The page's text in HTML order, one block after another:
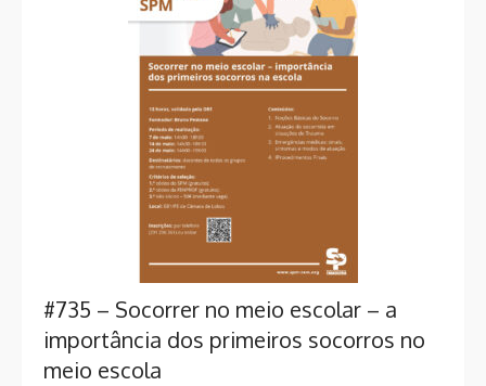
#735 – Socorrer no meio escolar – a
importância dos primeiros socorros no
meio escola